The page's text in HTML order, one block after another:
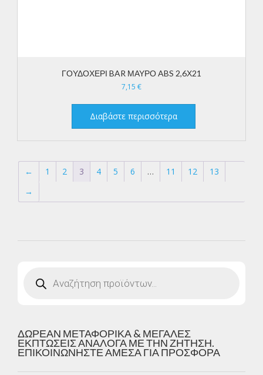
ΓΟΥΔΟΧΕΡΙ BAR ΜΑΥΡΟ ABS 2,6Χ21
7,15 €
Διαβάστε περισσότερα
← 1 2 3 4 5 6 … 11 12
13
→
search
ΔΩΡΕΑΝ ΜΕΤΑΦΟΡΙΚΑ & ΜΕΓΑΛΕΣ
ΕΚΠΤΩΣΕΙΣ ΑΝΑΛΟΓΑ ΜΕ ΤΗΝ ΖΗΤΗΣΗ.
ΕΠΙΚΟΙΝΩΝΗΣΤΕ ΑΜΕΣΑ ΓΙΑ ΠΡΟΣΦΟΡΑ